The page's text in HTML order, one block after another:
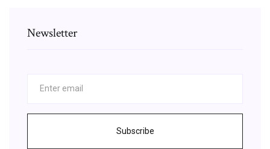
Newsletter
Subscribe